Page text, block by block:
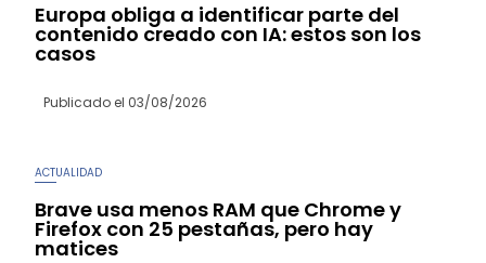
Europa obliga a identificar parte del
contenido creado con IA: estos son los
casos
Publicado el 03/08/2026
ACTUALIDAD
Brave usa menos RAM que Chrome y
Firefox con 25 pestañas, pero hay
matices